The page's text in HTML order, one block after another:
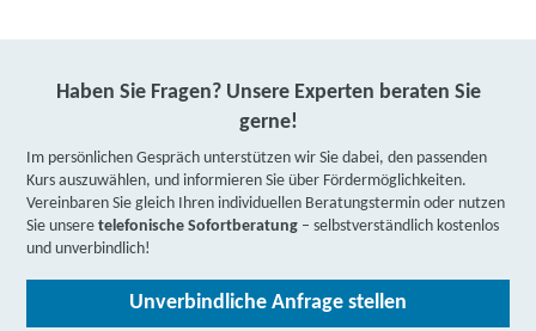
Haben Sie Fragen? Unsere Experten beraten Sie
gerne!
Im persönlichen Gespräch unterstützen wir Sie dabei, den passenden
Kurs auszuwählen, und informieren Sie über Fördermöglichkeiten.
Vereinbaren Sie gleich Ihren individuellen Beratungstermin oder nutzen
Sie unseretelefonische Sofortberatung – selbstverständlich kostenlos
und unverbindlich!
Unverbindliche Anfrage stellen